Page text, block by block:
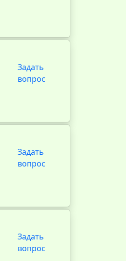
Задать
вопрос
Задать
вопрос
Задать
вопрос